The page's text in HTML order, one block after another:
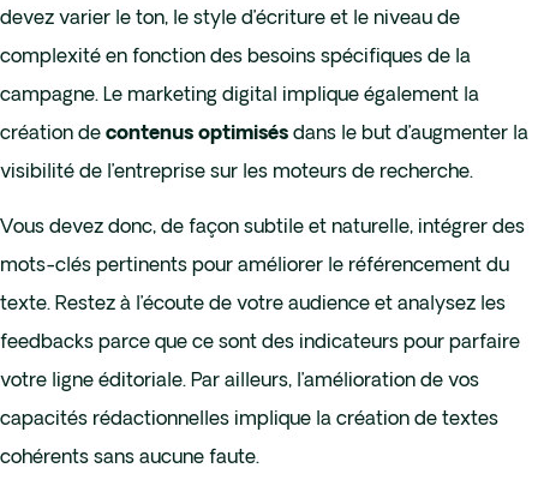
devez varier le ton, le style d’écriture et le niveau de
complexité en fonction des besoins spécifiques de la
campagne. Le marketing digital implique également la
création de contenus optimisés dans le but d’augmenter la
visibilité de l’entreprise sur les moteurs de recherche.
Vous devez donc, de façon subtile et naturelle, intégrer des
mots-clés pertinents pour améliorer le référencement du
texte. Restez à l’écoute de votre audience et analysez les
feedbacks parce que ce sont des indicateurs pour parfaire
votre ligne éditoriale. Par ailleurs, l’amélioration de vos
capacités rédactionnelles implique la création de textes
cohérents sans aucune faute.